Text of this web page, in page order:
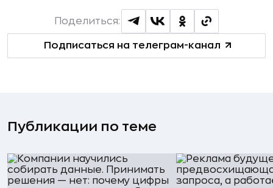
Подписаться на телеграм-канал
Поделиться:
Публикации по теме